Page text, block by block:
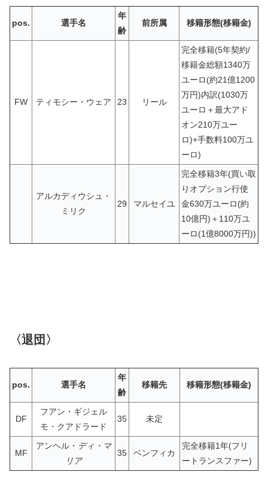
pos. 選手名
年
齢
前所属 移籍形態(移籍金)
FW ティモシー・ウェア 23 リール
完全移籍(5年契約/
移籍金総額1340万
ユーロ(約21億1200
万円)内訳(1030万
ユーロ＋最大アド
オン210万ユー
ロ)+手数料100万ユ
ーロ)
アルカディウシュ・
ミリク
29 マルセイユ
完全移籍3年(買い取
りオプション行使
金630万ユーロ(約
10億円)＋110万ユ
ーロ(1億8000万円))
〈退団〉
pos. 選手名
年
齢
移籍先 移籍形態(移籍金)
DF
フアン・ギジェル
モ・クアドラード
35 未定
MF
アンヘル・ ディ・マ
リア
35 ベンフィカ
完全移籍1年(フリ
ートランスファー)